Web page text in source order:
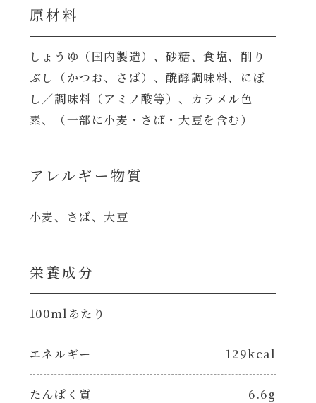
原材料
しょうゆ（国内製造）、砂糖、食塩、削り
ぶし（かつお、さば）、醗酵調味料、にぼ
し／調味料（アミノ酸等）、カラメル色
素、（一部に小麦・さば・大豆を含む）
アレルギー物質
小麦、さば、大豆
栄養成分
100mlあたり
エネルギー 129kcal
たんぱく質 6.6g